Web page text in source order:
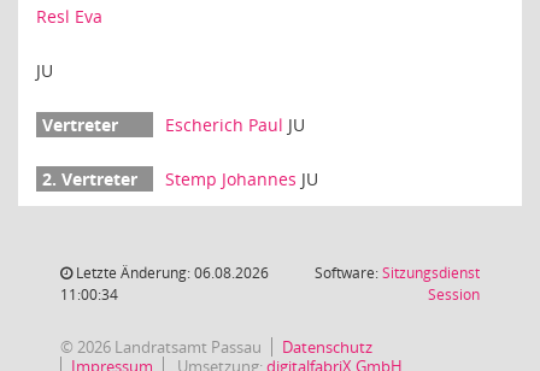
Resl Eva
JU
Escherich Paul JU
Stemp Johannes JU
Letzte Änderung: 06.08.2026
11:00:34
Software:Sitzungsdienst
Session(Wird in
© 2026 Landratsamt Passau
Datenschutz
Impressum
Umsetzung:digitalfabriX GmbH